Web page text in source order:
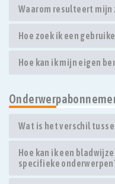
Waarom resulteert mijn
Hoe zoek ik een
Hoe kan ik mijn eigen
Wat is het verschil
Hoe kan ik een
specifieke